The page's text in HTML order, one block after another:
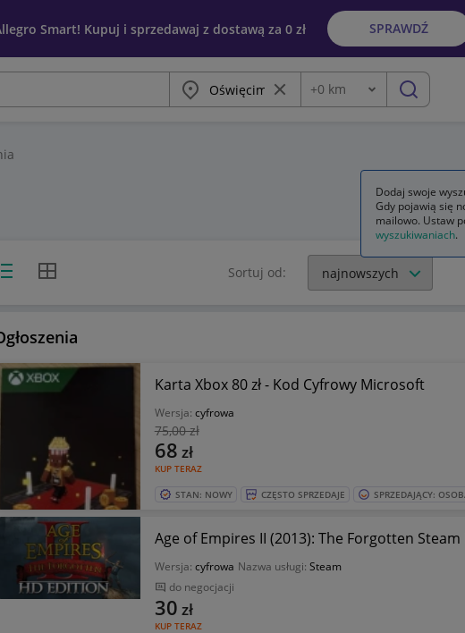
Smart! Kupuj i sprzedawaj z dostawą za 0 zł SPRAWDŹ
Miasto Wyczyść frazę
Odległość
+0 km szukaj
listy
Widok siatki Sortuj od:
Karta Xbox 80 zł - Kod Cyfrowy Microsoft
Wersja: cyfrowa
75,00 zł
KUP TERAZ
68 zł
STAN: NOWY CZĘSTO SPRZEDAJE SPRZEDAJĄCY:
Age of Empires II (2013): The Forgotten Steam
Wersja: cyfrowa Nazwa usługi: Steam
do negocjacji
KUP TERAZ
30 zł
Dodaj swoje
Gdy pojawią się
mailowo. Ustaw
wyszukiwaniach.